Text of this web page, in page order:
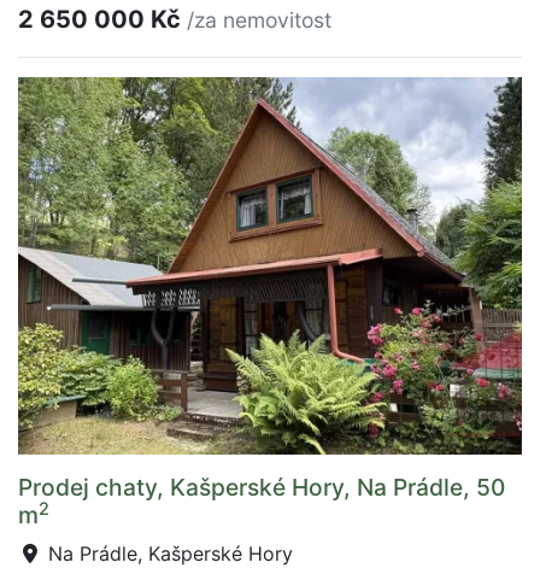
2 650 000 Kč /za nemovitost
Prodej chaty, Kašperské Hory, Na Prádle, 50
m2
Na Prádle, Kašperské Hory